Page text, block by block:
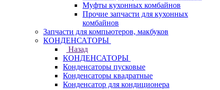
Муфты кухонных комбайнов
Прочие запчасти для кухонных
комбайнов
Запчасти для компьютеров, макбуков
КОНДЕНСАТОРЫ
Назад
КОНДЕНСАТОРЫ
Конденсаторы пусковые
Конденсаторы квадратные
Конденсатор для кондиционера